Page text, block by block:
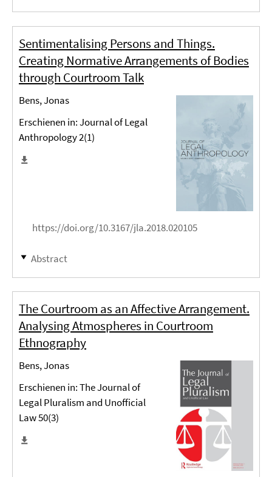
Sentimentalising Persons and Things.
Creating Normative Arrangements of Bodies
through Courtroom Talk
Bens, Jonas
Erschienen in: Journal of Legal
Anthropology 2(1)
https://doi.org/10.3167/jla.2018.020105
Abstract
The Courtroom as an Affective Arrangement.
Analysing Atmospheres in Courtroom
Ethnography
Bens, Jonas
Erschienen in: The Journal of
Legal Pluralism and Unofficial
Law 50(3)